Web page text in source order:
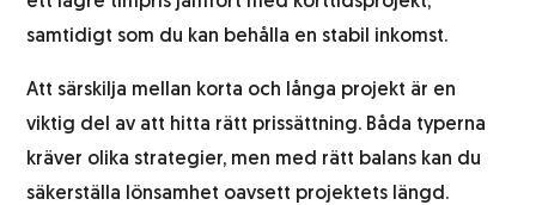
samtidigt som du kan behålla en stabil inkomst.
Att särskilja mellan korta och långa projekt är en
viktig del av att hitta rätt prissättning. Båda typerna
kräver olika strategier, men med rätt balans kan du
säkerställa lönsamhet oavsett projektets längd.